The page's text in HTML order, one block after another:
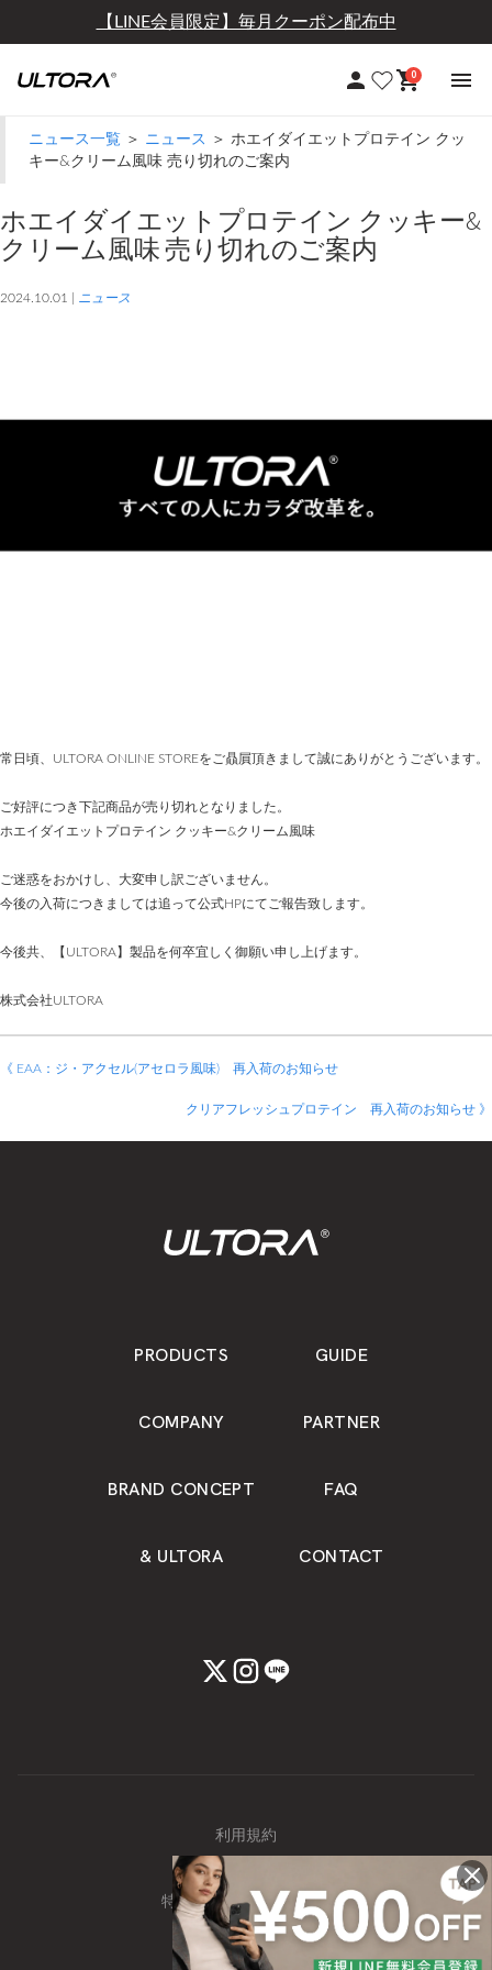
ニュース一覧 ＞ ニュース
＞ ホエイダイエットプロテイン クッ
キー&クリーム風味 売り切れのご案内
ホエイダイエットプロテイン クッキー&
クリーム風味 売り切れのご案内
2024.10.01 | ニュース
常日頃、ULTORA ONLINE STOREをご贔屓頂きまして誠にありがとうございます。
ご好評につき下記商品が売り切れとなりました。
ホエイダイエットプロテイン クッキー&クリーム風味
ご迷惑をおかけし、大変申し訳ございません。
今後の入荷につきましては追って公式HPにてご報告致します。
今後共、【ULTORA】製品を何卒宜しく御願い申し上げます。
株式会社ULTORA
《 EAA：ジ・アクセル(アセロラ風味) 再入荷のお知らせ
クリアフレッシュプロテイン 再入荷のお知らせ 》
PRODUCTS GUIDE
COMPANY PARTNER
BRAND CONCEPT FAQ
& ULTORA CONTACT
利用規約
個人情報保護方針
特定商取引に関する表記
【LINE会員限定】毎月クーポン配布中
0